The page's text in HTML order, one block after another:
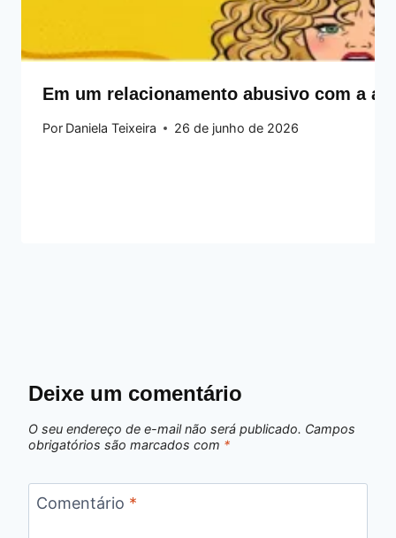
Em um relacionamento abusivo com a
Por Daniela Teixeira 26 de junho de 2026
Deixe um comentário
O seu endereço de e-mail não será publicado. Campos
obrigatórios são marcados com *
Comentário *